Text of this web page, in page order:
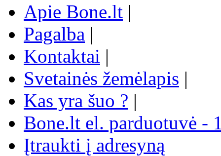
Apie Bone.lt |
Pagalba |
Kontaktai |
Svetainės žemėlapis |
Kas yra šuo ? |
Bone.lt el. parduotuvė -
Įtraukti į adresyną